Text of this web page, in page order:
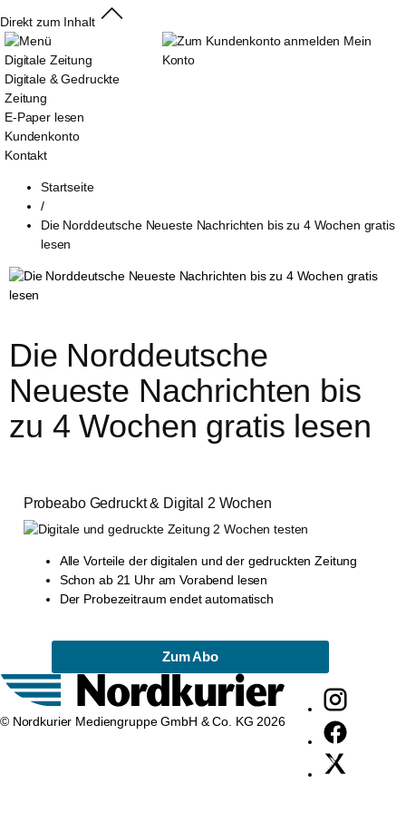
Direkt zum Inhalt
Digitale Zeitung
Digitale & Gedruckte
Zeitung
E-Paper lesen
Kundenkonto
Kontakt
Mein
Konto
Startseite
/
Die Norddeutsche Neueste Nachrichten bis zu 4 Wochen gratis
lesen
Die Norddeutsche
Neueste Nachrichten bis
zu 4 Wochen gratis lesen
Probeabo Gedruckt & Digital 2 Wochen
Alle Vorteile der digitalen und der gedruckten Zeitung
Schon ab 21 Uhr am Vorabend lesen
Der Probezeitraum endet automatisch
Zum Abo
© Nordkurier Mediengruppe GmbH & Co. KG 2026